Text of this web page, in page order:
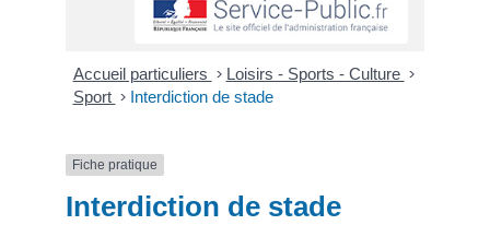
Accueil particuliers > Loisirs - Sports - Culture >
Sport > Interdiction de stade
Fiche pratique
Interdiction de stade